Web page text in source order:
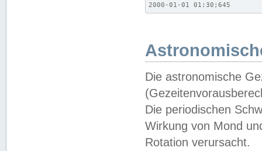
2000-01-01 01:30;645
Die astronomische
Die periodischen
Wirkung von Mond
Rotation verursacht.